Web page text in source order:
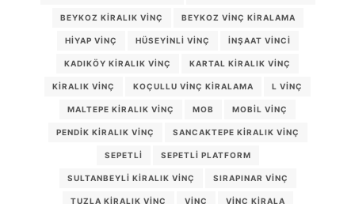
BEYKOZ KIRALIK VINÇ BEYKOZ VINÇ KIRALAMA
HIYAP VINÇ HÜSEYINLI VINÇ INŞAAT VINCI
KADIKÖY KIRALIK VINÇ KARTAL KIRALIK VINÇ
KIRALIK VINÇ KOÇULLU VINÇ KIRALAMA L VINÇ
MALTEPE KIRALIK VINÇ MOB MOBIL VINÇ
PENDIK KIRALIK VINÇ SANCAKTEPE KIRALIK VINÇ
SEPETLI SEPETLI PLATFORM
SULTANBEYLI KIRALIK VINÇ SIRAPINAR VINÇ
TUZLA KIRALIK VINÇ VINÇ VINÇ KIRALA